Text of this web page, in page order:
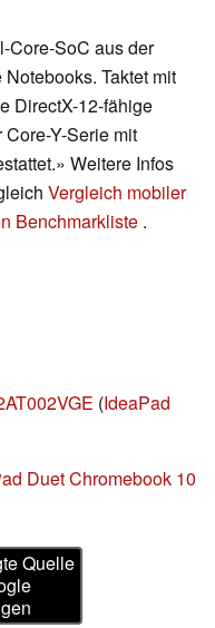
Core-SoC aus der
Taktet mit
DirectX-12-fähige
Y-Serie mit
Weitere Infos
Vergleich mobiler
Benchmarkliste .
(IdeaPad
Duet Chromebook 10
Quelle